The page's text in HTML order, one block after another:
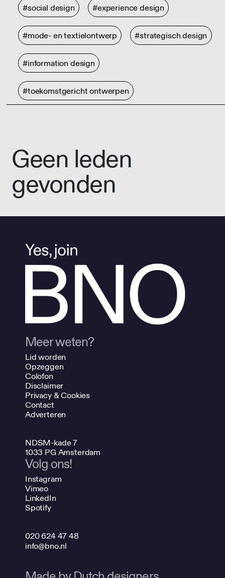
#social design #experience design
#mode- en textielontwerp #strategisch design
#information design
#toekomstgericht ontwerpen
Geen leden
gevonden
Meer weten?
Lid worden
Opzeggen
Colofon
Disclaimer
Privacy & Cookies
Contact
Adverteren
NDSM-kade 7
1033 PG Amsterdam
Volg ons!
Instagram
Vimeo
LinkedIn
Spotify
020 624 47 48
info@bno.nl